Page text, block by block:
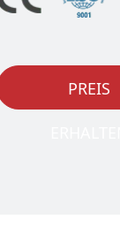
PREIS